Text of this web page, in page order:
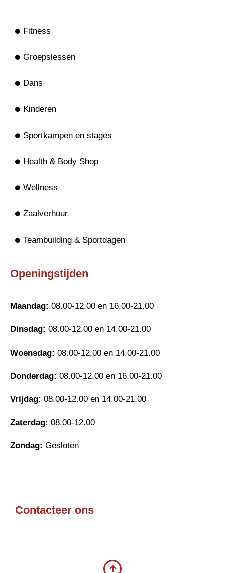
Fitness
Groepslessen
Dans
Kinderen
Sportkampen en stages
Health & Body Shop
Wellness
Zaalverhuur
Teambuilding & Sportdagen
Openingstijden
Maandag: 08.00-12.00 en 16.00-21.00
Dinsdag: 08.00-12.00 en 14.00-21.00
Woensdag: 08.00-12.00 en 14.00-21.00
Donderdag: 08.00-12.00 en 16.00-21.00
Vrijdag: 08.00-12.00 en 14.00-21.00
Zaterdag: 08.00-12.00
Zondag: Gesloten
Contacteer ons